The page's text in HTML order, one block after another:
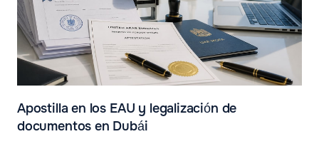
Apostilla en los EAU y legalización de
documentos en Dubái